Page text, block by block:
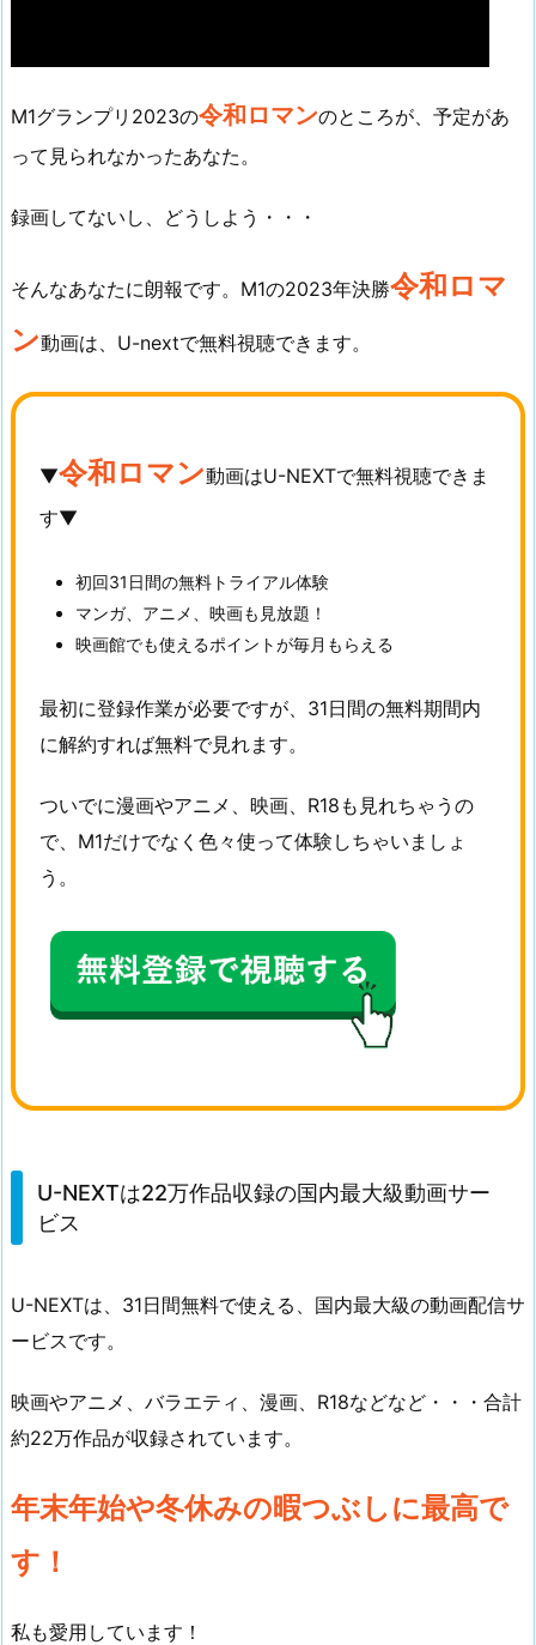
M1グランプリ2023の令和ロマンのところが、予定があ
って見られなかったあなた。
録画してないし、どうしよう・・・
そんなあなたに朗報です。M1の2023年決勝令和ロマ
ン動画は、U-nextで無料視聴できます。
▼令和ロマン動画はU-NEXTで無料視聴できま
す▼
初回31日間の無料トライアル体験
マンガ、アニメ、映画も見放題！
映画館でも使えるポイントが毎月もらえる
最初に登録作業が必要ですが、31日間の無料期間内
に解約すれば無料で見れます。
ついでに漫画やアニメ、映画、R18も見れちゃうの
で、M1だけでなく色々使って体験しちゃいましょ
う。
U-NEXTは22万作品収録の国内最大級動画サー
ビス
U-NEXTは、31日間無料で使える、国内最大級の動画配信サ
ービスです。
映画やアニメ、バラエティ、漫画、R18などなど・・・合計
約22万作品が収録されています。
年末年始や冬休みの暇つぶしに最高で
す！
私も愛用しています！